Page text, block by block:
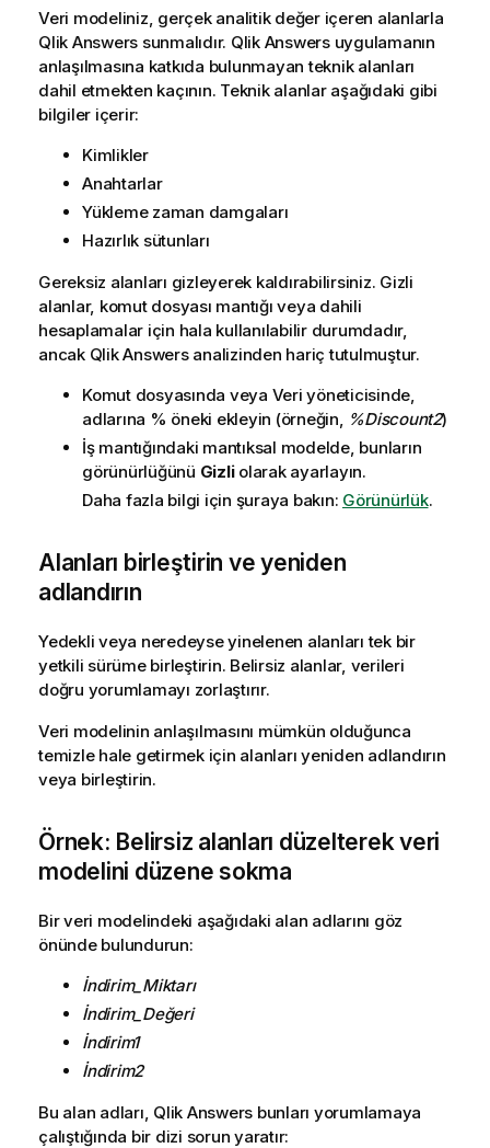
Veri modeliniz, gerçek analitik değer içeren alanlarla
Qlik Answers sunmalıdır. Qlik Answersuygulamanın
anlaşılmasına katkıda bulunmayan teknik alanları
dahil etmekten kaçının. Teknik alanlar aşağıdaki gibi
bilgiler içerir:
Kimlikler
Anahtarlar
Yükleme zaman damgaları
Hazırlık sütunları
Gereksiz alanları gizleyerek kaldırabilirsiniz. Gizli
alanlar, komut dosyası mantığı veya dahili
hesaplamalar için hala kullanılabilir durumdadır,
ancak Qlik Answersanalizinden hariç tutulmuştur.
Komut dosyasında veya Veri yöneticisinde,
adlarına % öneki ekleyin (örneğin, %Discount2)
İş mantığındaki mantıksal modelde, bunların
görünürlüğünü Gizliolarak ayarlayın.
Daha fazla bilgi için şuraya bakın: Görünürlük.
Alanları birleştirin ve yeniden
adlandırın
Yedekli veya neredeyse yinelenen alanları tek bir
yetkili sürüme birleştirin. Belirsiz alanlar, verileri
doğru yorumlamayı zorlaştırır.
Veri modelinin anlaşılmasını mümkün olduğunca
temizle hale getirmek için alanları yeniden adlandırın
veya birleştirin.
Örnek: Belirsiz alanları düzelterek veri
modelini düzene sokma
Bir veri modelindeki aşağıdaki alan adlarını göz
önünde bulundurun:
İndirim_Miktarı
İndirim_Değeri
İndirim1
İndirim2
Bu alan adları, Qlik Answers bunları yorumlamaya
çalıştığında bir dizi sorun yaratır: